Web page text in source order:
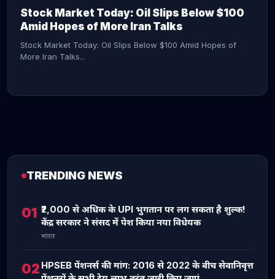
Stock Market Today: Oil Slips Below $100
Amid Hopes of More Iran Talks
Stock Market Today: Oil Slips Below $100 Amid Hopes of
More Iran Talks...
TRENDING NEWS
01 ₹2,000 से अधिक के UPI भुगतान पर लग सकता है शुल्क!
केंद्र सरकार ने संसद में पेश किया नया विधेयक
भारत
02 HPSEB पेंशनर्स की मांग: 2016 से 2022 के बीच सेवानिवृत्त